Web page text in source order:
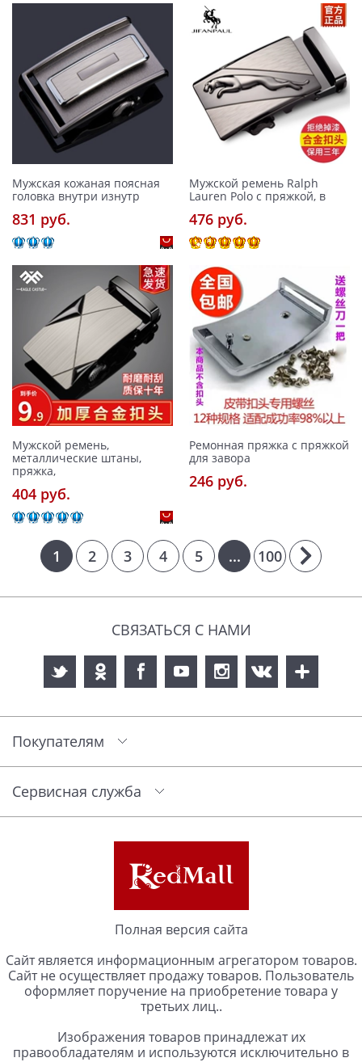
Мужская кожаная поясная
головка внутри изнутр
831 pуб.
Мужской ремень Ralph
Lauren Polo с пряжкой, в
476 pуб.
Мужской ремень,
металлические штаны,
пряжка,
404 pуб.
Ремонная пряжка с пряжкой
для завора
246 pуб.
1 2 3 4 5 ... 100
СВЯЗАТЬСЯ С НАМИ
Покупателям
Сервисная служба
Полная версия сайта
Сайт является информационным агрегатором товаров.
Сайт не осуществляет продажу товаров. Пользователь
оформляет поручение на приобретение товара у
третьих лиц..
Изображения товаров принадлежат их
правообладателям и используются исключительно в